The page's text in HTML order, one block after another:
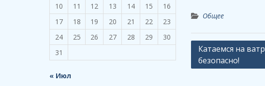
Общее
Навигация
по
Катаемся на
безопасно!
10
11 12 13 14 15
16
17
18 19 20 21 22
23
24
25 26 27 28 29
30
31
« Июл